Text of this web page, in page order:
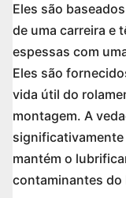
Eles são
de uma carreira e
espessas com
Eles são
vida útil do
montagem. A
mantém o
contaminantes do